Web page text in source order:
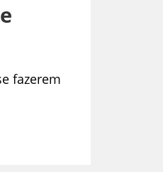
fazerem